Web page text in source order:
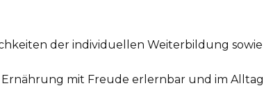
der individuellen Weiterbildung
Ernährung mit Freude erlernbar und im